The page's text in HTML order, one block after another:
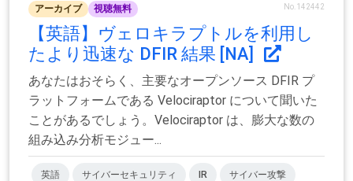
アーカイブ 視聴無料 No.142442
【英語】ヴェロキラプトルを利用し
たより迅速な DFIR 結果 [NA]
あなたはおそらく、主要なオープンソース DFIR プ
ラットフォームである Velociraptor について聞いた
ことがあるでしょう。Velociraptor は、膨大な数の
組み込み分析モジュー...
英語 サイバーセキュリティ IR サイバー攻撃